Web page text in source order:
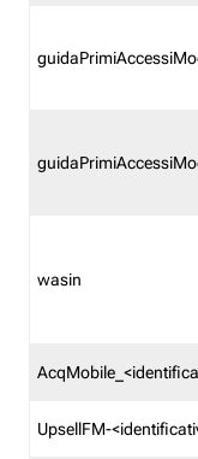
wasin
UpsellFM-